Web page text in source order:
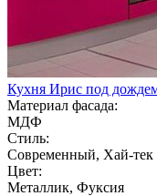
Кухня Ирис под
Материал фасада:
МДФ
Стиль:
Современный, Хай-тек
Цвет:
Металлик, Фуксия